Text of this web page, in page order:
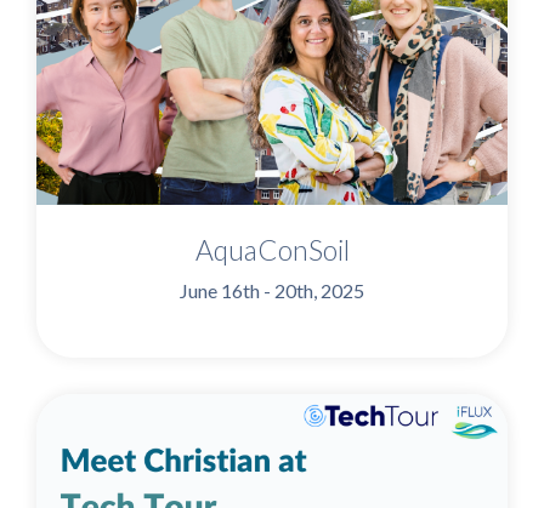
AquaConSoil
June 16th - 20th, 2025